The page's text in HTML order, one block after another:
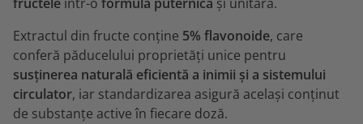
Extractul din fructe conține 5% flavonoide, care
conferă păducelului proprietăți unice pentru
susținerea naturală eficientă a inimii și a sistemului
circulator, iar standardizarea asigură același conținut
de substanțe active în fiecare doză.